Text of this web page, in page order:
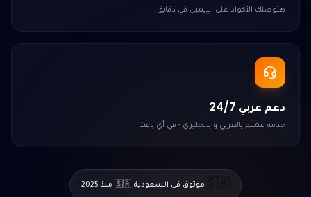
هتوصلك الأكواد على الإيميل في دقايق
دعم عربي 24/7
خدمة عملاء بالعربي والإنجليزي - في أي وقت
🇸🇦موثوق في السعودية 🇸🇦 منذ 2025